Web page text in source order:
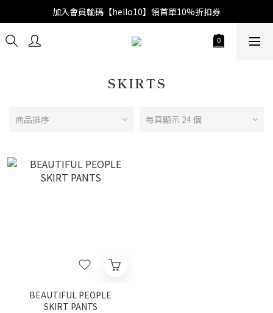
加入會員輸碼【hello10】領首單10%折扣券
SKIRTS
商品排序 每頁顯示 24 個
BEAUTIFUL PEOPLE
SKIRT PANTS